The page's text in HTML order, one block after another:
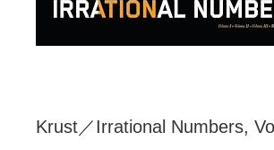
Krust／Irrational Numbers,